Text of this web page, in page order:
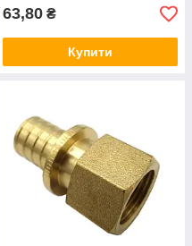
63,80 ₴
Купити